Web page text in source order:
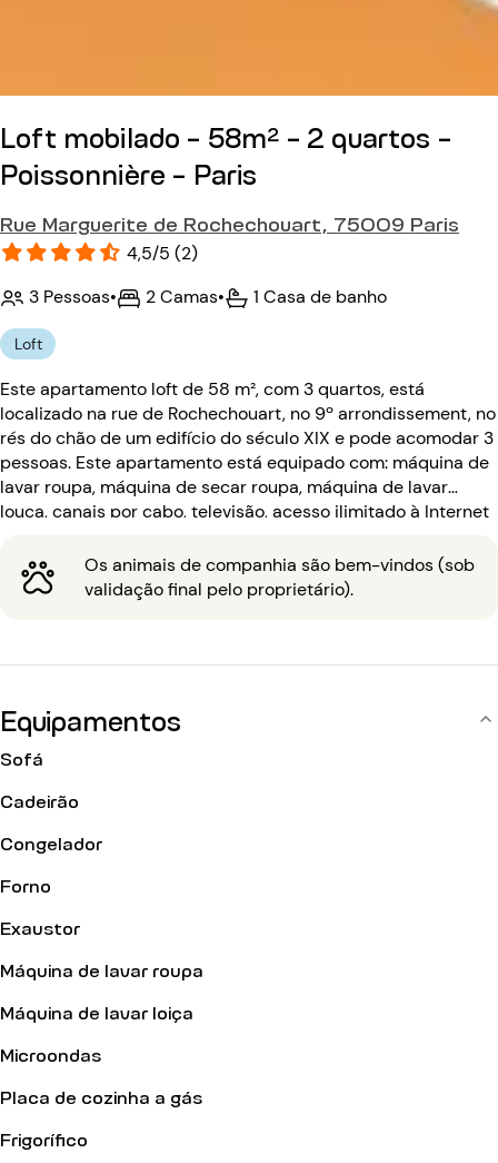
Loft mobilado - 58m² - 2 quartos -
Poissonnière - Paris
Rue Marguerite de Rochechouart, 75009 Paris
4,5/5 (2)
3 Pessoas• 2 Camas• 1 Casa de banho
Loft
Este apartamento loft de 58 m², com 3 quartos, está
localizado na rue de Rochechouart, no 9º arrondissement, no
rés do chão de um edifício do século XIX e pode acomodar 3
pessoas. Este apartamento está equipado com: máquina de
lavar roupa, máquina de secar roupa, máquina de lavar
louça, canais por cabo, televisão, acesso ilimitado à Internet
equipado com: um código de entrada, um porteiro.
Os animais de companhia são bem-vindos (sob
validação final pelo proprietário).
Equipamentos
Sofá
Cadeirão
Congelador
Forno
Exaustor
Máquina de lavar roupa
Máquina de lavar loiça
Microondas
Placa de cozinha a gás
Frigorífico